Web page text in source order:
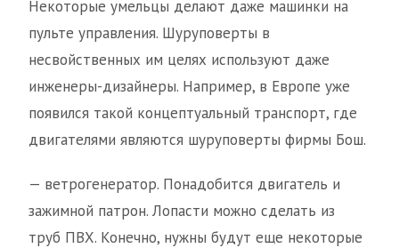
Некоторые умельцы делают даже машинки на
пульте управления. Шуруповерты в
несвойственных им целях используют даже
инженеры-дизайнеры. Например, в Европе уже
появился такой концептуальный транспорт, где
двигателями являются шуруповерты фирмы Бош.
— ветрогенератор. Понадобится двигатель и
зажимной патрон. Лопасти можно сделать из
труб ПВХ. Конечно, нужны будут еще некоторые